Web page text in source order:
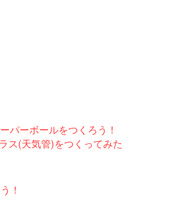
パーボールをつくろう！
ス(天気管)をつくってみた